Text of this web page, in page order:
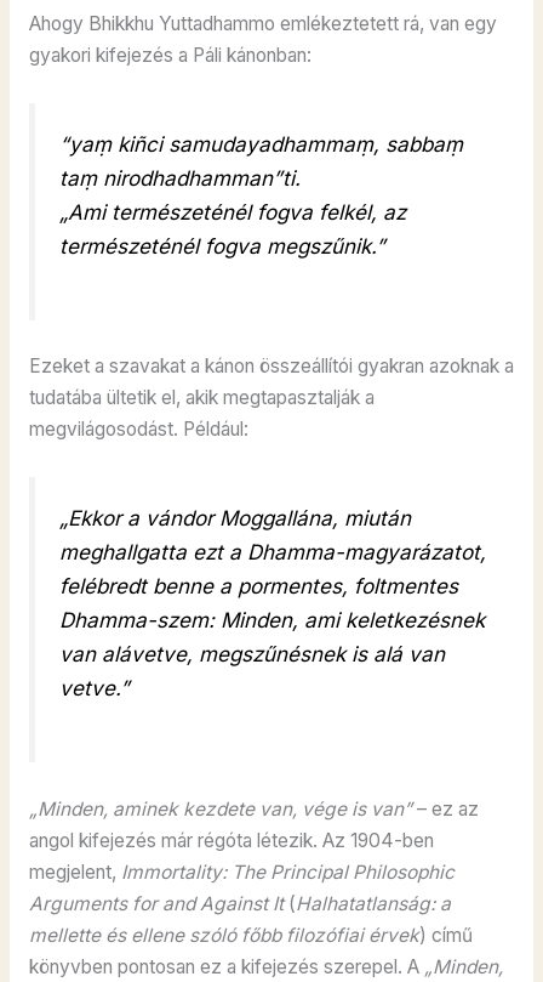
Ahogy Bhikkhu Yuttadhammo emlékeztetett rá, van egy
gyakori kifejezés a Páli kánonban:
“yaṃ kiñci samudayadhammaṃ, sabbaṃ
taṃ nirodhadhamman”ti.
„Ami természeténél fogva felkél, az
természeténél fogva megszűnik.”
Ezeket a szavakat a kánon összeállítói gyakran azoknak a
tudatába ültetik el, akik megtapasztalják a
megvilágosodást. Például:
„Ekkor a vándor Moggallána, miután
meghallgatta ezt a Dhamma-magyarázatot,
felébredt benne a pormentes, foltmentes
Dhamma-szem: Minden, ami keletkezésnek
van alávetve, megszűnésnek is alá van
vetve.”
„Minden, aminek kezdete van, vége is van”– ez az
angol kifejezés már régóta létezik. Az 1904-ben
megjelent, Immortality: The Principal Philosophic
Arguments for and Against It(Halhatatlanság: a
mellette és ellene szóló főbb filozófiai érvek) című
könyvben pontosan ez a kifejezés szerepel. A „Minden,